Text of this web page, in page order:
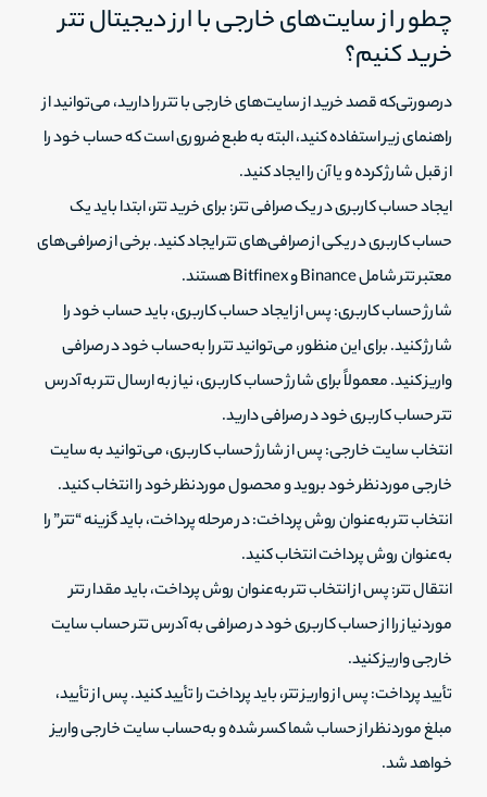
چطور از سایت‌های خارجی با ارز دیجیتال تتر
خرید کنیم؟
درصورتی‌که قصد خرید از سایت‌های خارجی با تتر را دارید، می‌توانید از
راهنمای زیر استفاده کنید، البته به طبع ضروری است که حساب خود را
از قبل شارژ کرده و یا آن را ایجاد کنید.
ایجاد حساب کاربری در یک صرافی تتر: برای خرید تتر، ابتدا باید یک
حساب کاربری در یکی از صرافی‌های تتر ایجاد کنید. برخی از صرافی‌های
معتبر تتر شامل Binance و Bitfinex هستند.
شارژ حساب کاربری: پس از ایجاد حساب کاربری، باید حساب خود را
شارژ کنید. برای این منظور، می‌توانید تتر را به‌حساب خود در صرافی
واریز کنید. معمولاً برای شارژ حساب کاربری، نیاز به ارسال تتر به آدرس
تتر حساب کاربری خود در صرافی دارید.
انتخاب سایت خارجی: پس از شارژ حساب کاربری، می‌توانید به سایت
خارجی موردنظر خود بروید و محصول موردنظر خود را انتخاب کنید.
انتخاب تتر به‌عنوان روش پرداخت: در مرحله پرداخت، باید گزینه “تتر” را
به‌عنوان روش پرداخت انتخاب کنید.
انتقال تتر: پس از انتخاب تتر به‌عنوان روش پرداخت، باید مقدار تتر
موردنیاز را از حساب کاربری خود در صرافی به آدرس تتر حساب سایت
خارجی واریز کنید.
تأیید پرداخت: پس از واریز تتر، باید پرداخت را تأیید کنید. پس از تأیید،
مبلغ موردنظر از حساب شما کسر شده و به‌حساب سایت خارجی واریز
خواهد شد.